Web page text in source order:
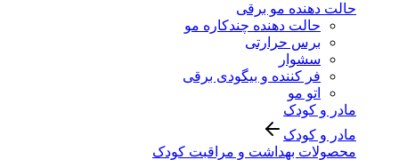
حالت دهنده مو برقی
حالت دهنده چندکاره مو
برس حرارتی
سشوار
فر کننده و بیگودی برقی
اتو مو
مادر و کودک
مادر و کودک
محصولات بهداشت و مراقبت کودک